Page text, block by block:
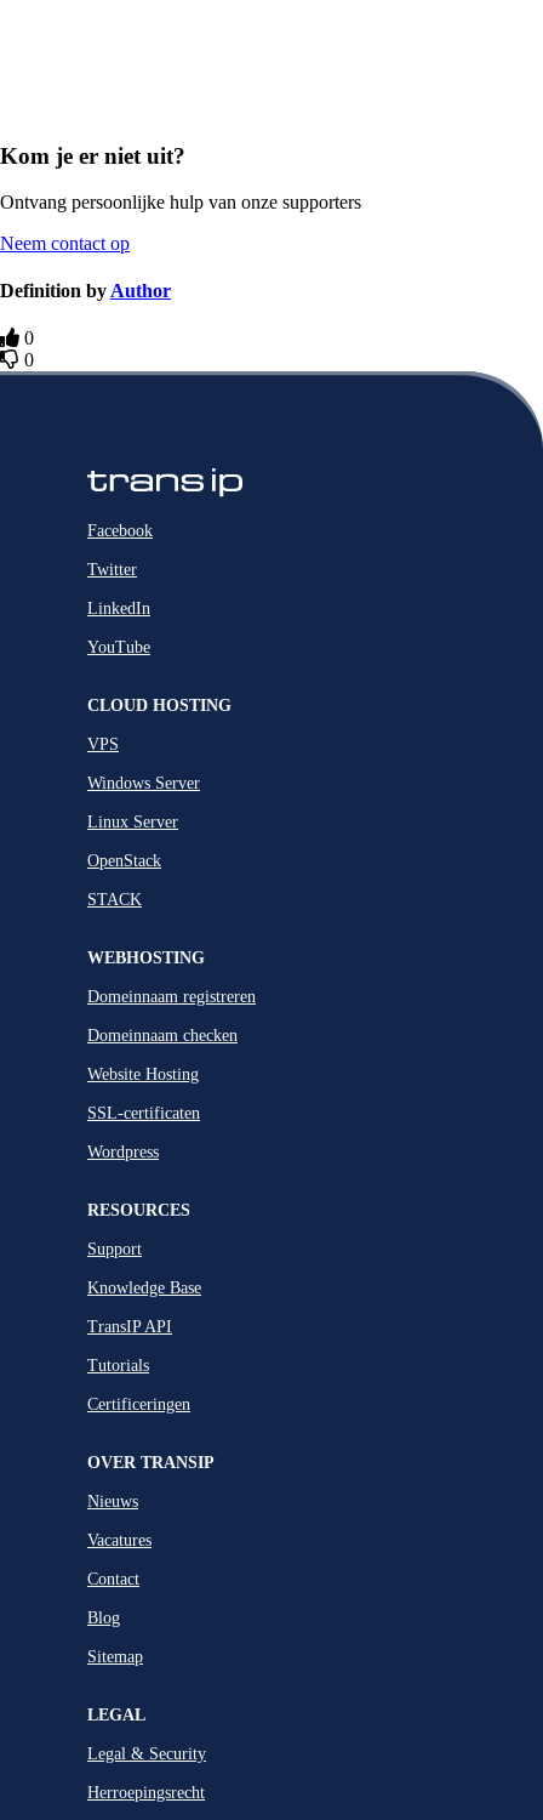
Kom je er niet uit?
Ontvang persoonlijke hulp van onze supporters
Neem contact op
Definition by Author
0
0
Facebook
Twitter
LinkedIn
YouTube
CLOUD HOSTING
VPS
Windows Server
Linux Server
OpenStack
STACK
WEBHOSTING
Domeinnaam registreren
Domeinnaam checken
Website Hosting
SSL-certificaten
Wordpress
RESOURCES
Support
Knowledge Base
TransIP API
Tutorials
Certificeringen
OVER TRANSIP
Nieuws
Vacatures
Contact
Blog
Sitemap
LEGAL
Legal & Security
Herroepingsrecht